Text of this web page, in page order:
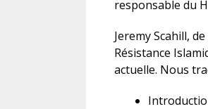
responsable du
Jeremy Scahill, de
Résistance
actuelle. Nous